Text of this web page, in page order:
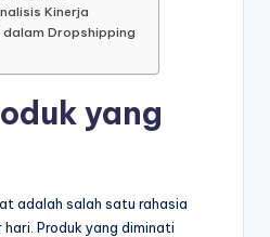
Kinerja
dalam Dropshipping
yang
adalah salah satu rahasia
Produk yang diminati